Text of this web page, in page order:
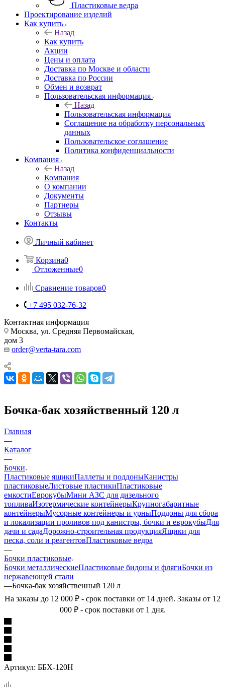
Пластиковые ведра
Проектирование изделий
Как купить
Назад
Как купить
Акции
Цены и оплата
Доставка по Москве и области
Доставка по России
Обмен и возврат
Пользовательская информация
Назад
Пользовательская информация
Соглашение на обработку персональных
данных
Пользовательское соглашение
Политика конфиденциальности
Компания
Назад
Компания
О компании
Документы
Партнеры
Отзывы
Контакты
Личный кабинет
Корзина0
Отложенные0
Сравнение товаров0
+7 495 032-76-32
Контактная информация
Москва, ул. Средняя Первомайская,
дом 3
order@verta-tara.com
Бочка-бак хозяйственный 120 л
Главная
—
Каталог
—
Бочки
Пластиковые ящикиПаллеты и поддоныКанистры
пластиковыеЛистовые пластикиПластиковые
емкостиЕврокубыМини АЗС для дизельного
топливаИзотермические контейнерыКрупногабаритные
контейнерыМусорные контейнеры и урныПоддоны для сбора
и локализации проливов под канистры, бочки и еврокубыДля
дачи и садаДорожно-строительная продукцияЯщики для
песка, соли и реагентовПластиковые ведра
—
Бочки пластиковые
Бочки металлическиеПластиковые бидоны и флягиБочки из
нержавеющей стали
—Бочка-бак хозяйственный 120 л
На заказы до 12 000 ₽ - срок поставки от 14 дней. Заказы от 12
000 ₽ - срок поставки от 1 дня.
Артикул: ББХ-120Н